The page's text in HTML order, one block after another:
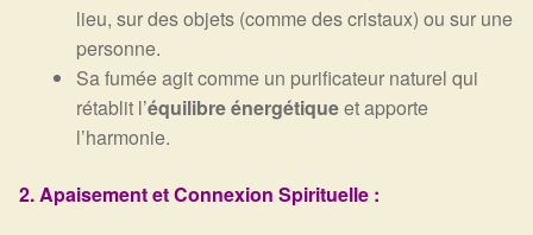
lieu, sur des objets (comme des cristaux) ou sur une
personne.
Sa fumée agit comme un purificateur naturel qui
rétablit l’équilibre énergétiqueet apporte
l’harmonie.
2. Apaisement et Connexion Spirituelle :